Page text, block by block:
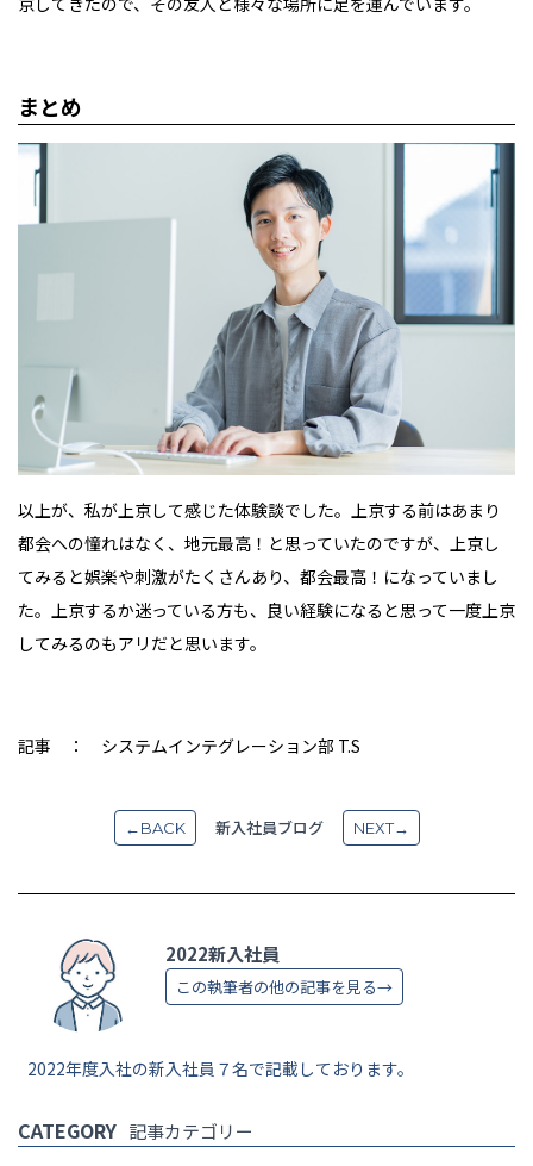
まとめ
以上が、私が上京して感じた体験談でした。上京する前はあまり
都会への憧れはなく、地元最高！と思っていたのですが、上京し
てみると娯楽や刺激がたくさんあり、都会最高！になっていまし
た。上京するか迷っている方も、良い経験になると思って一度上京
してみるのもアリだと思います。
記事 ： システムインテグレーション部 T.S
←BACK 新入社員ブログ NEXT→
2022新入社員
この執筆者の他の記事を見る→
2022年度入社の新入社員７名で記載しております。
CATEGORY 記事カテゴリー